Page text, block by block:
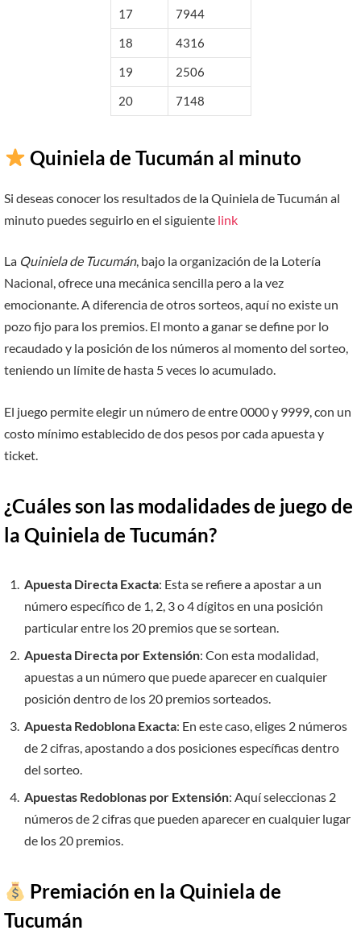
17
7944
18
4316
19
2506
20
7148
Quiniela de Tucumán al minuto
Si deseas conocer los resultados de la Quiniela de Tucumán al
minuto puedes seguirlo en el siguiente link
La Quiniela de Tucumán, bajo la organización de la Lotería
Nacional, ofrece una mecánica sencilla pero a la vez
emocionante. A diferencia de otros sorteos, aquí no existe un
pozo fijo para los premios. El monto a ganar se define por lo
recaudado y la posición de los números al momento del sorteo,
teniendo un límite de hasta 5 veces lo acumulado.
El juego permite elegir un número de entre 0000 y 9999, con un
costo mínimo establecido de dos pesos por cada apuesta y
ticket.
¿Cuáles son las modalidades de juego de
la Quiniela de Tucumán?
Apuesta Directa Exacta: Esta se refiere a apostar a un
número específico de 1, 2, 3 o 4 dígitos en una posición
particular entre los 20 premios que se sortean.
Apuesta Directa por Extensión: Con esta modalidad,
apuestas a un número que puede aparecer en cualquier
posición dentro de los 20 premios sorteados.
Apuesta Redoblona Exacta: En este caso, eliges 2 números
de 2 cifras, apostando a dos posiciones específicas dentro
del sorteo.
Apuestas Redoblonas por Extensión: Aquí seleccionas 2
números de 2 cifras que pueden aparecer en cualquier lugar
de los 20 premios.
Premiación en la Quiniela de
Tucumán